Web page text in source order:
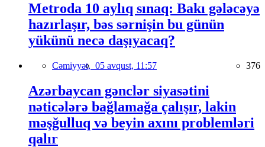
Metroda 10 aylıq sınaq: Bakı gələcəyə
hazırlaşır, bəs sərnişin bu günün
yükünü necə daşıyacaq?
Cəmiyyət, 05 avqust, 11:57 376
Azərbaycan gənclər siyasətini
nəticələrə bağlamağa çalışır, lakin
məşğulluq və beyin axını problemləri
qalır